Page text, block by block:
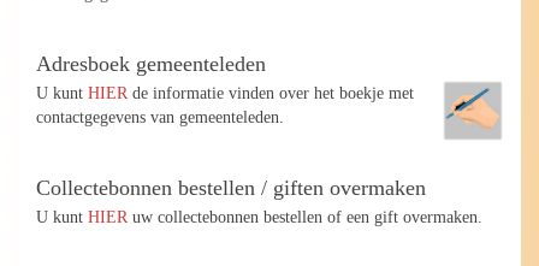
Adresboek gemeenteleden
U kunt HIER de informatie vinden over het boekje met
contactgegevens van gemeenteleden.
Collectebonnen bestellen / giften overmaken
U kunt HIER uw collectebonnen bestellen of een gift overmaken.